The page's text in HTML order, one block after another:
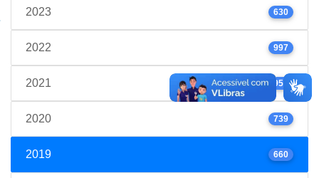
2023 630
2022 997
2021 952
2020 739
2019 660